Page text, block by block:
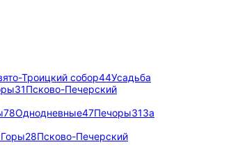
Троицкий собор44Усадьба
31Псково-Печерский
78Однодневные47Печоры31За
28Псково-Печерский